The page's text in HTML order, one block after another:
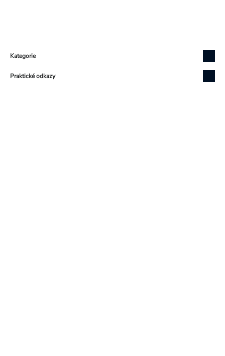
Kategorie
Praktické odkazy